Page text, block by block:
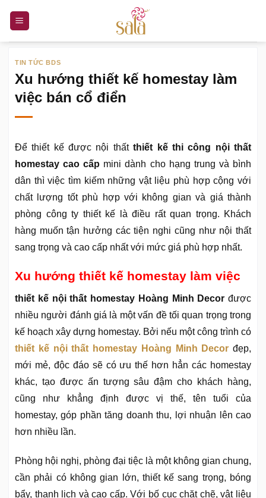
nội
TIN TỨC BDS
Xu hướng thiết kế homestay làm
việc bán cổ điển
Để thiết kế được nội thấtthiết kế thi công nội thất
homestay cao cấp mini dành cho hạng trung và bình
dân thì việc tìm kiếm những vật liệu phù hợp cộng với
chất lượng tốt phù hợp với không gian và giá thành
phòng công ty thiết kế là điều rất quan trọng. Khách
hàng muốn tận hưởng các tiện nghi cũng như nội thất
sang trọng và cao cấp nhất với mức giá phù hợp nhất.
Xu hướng thiết kế homestay làm việc
thiết kế nội thất homestay Hoàng Minh Decor được
nhiều người đánh giá là một vấn đề tối quan trọng trong
kế hoạch xây dựng homestay. Bởi nếu một công trình có
thiết kế nội thất homestay Hoàng Minh Decor đẹp,
mới mẻ, độc đáo sẽ có ưu thế hơn hẳn các homestay
khác, tạo được ấn tượng sâu đậm cho khách hàng,
cũng như khẳng định được vị thế, tên tuổi của
homestay, góp phần tăng doanh thu, lợi nhuận lên cao
hơn nhiều lần.
Phòng hội nghị, phòng đại tiệc là một không gian chung,
cần phải có không gian lớn, thiết kế sang trọng, bóng
bẩy, thanh lịch và cao cấp. Với bố cục chặt chẽ, vật liệu